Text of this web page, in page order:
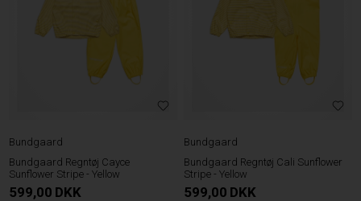
Bundgaard
Bundgaard Regntøj Cayce
Sunflower Stripe - Yellow
599,00 DKK
Bundgaard
Bundgaard Regntøj Cali Sunflower
Stripe - Yellow
599,00 DKK